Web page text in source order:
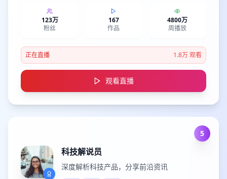
123万
粉丝
167
作品
4800万
周播放
正在直播 1.8万观看
观看直播
5
科技解说员
深度解析科技产品，分享前沿资讯